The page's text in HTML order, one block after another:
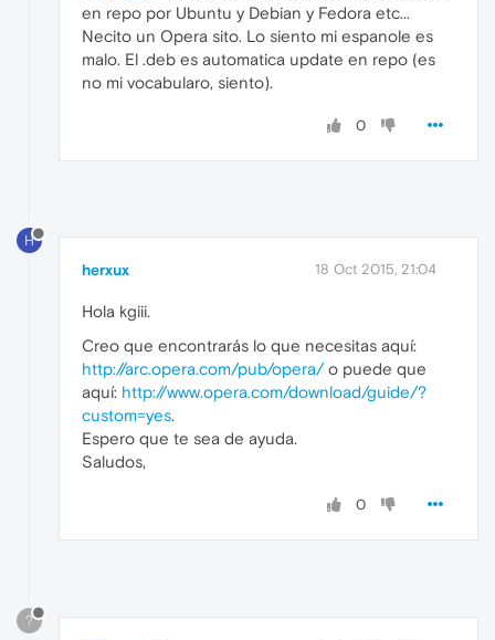
en repo por Ubuntu y Debian y Fedora etc...
Necito un Opera sito. Lo siento mi espanole es
malo. El .deb es automatica update en repo (es
no mi vocabularo, siento).
0
H
herxux 18 Oct 2015, 21:04
Hola kgiii.
Creo que encontrarás lo que necesitas aquí:
http://arc.opera.com/pub/opera/o puede que
aquí: http://www.opera.com/download/guide/?
custom=yes.
Espero que te sea de ayuda.
Saludos,
0
?